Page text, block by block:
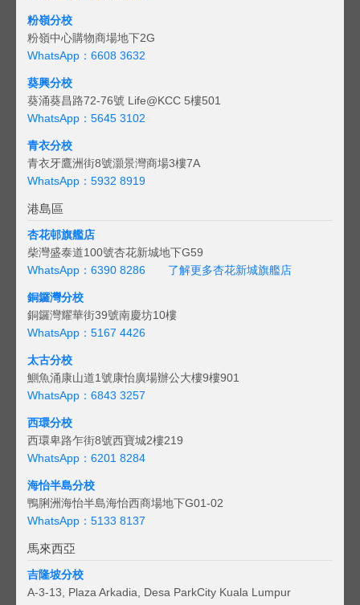
粉嶺分校
粉嶺中心購物商場地下2G
WhatsApp：6608 3632
葵興分校
葵涌葵昌路72-76號 Life@KCC 5樓501
WhatsApp：5645 3102
青衣分校
青衣牙鷹洲街8號灝景灣商場3樓7A
WhatsApp：5932 8919
港島區
杏花邨旗艦店
柴灣盛泰道100號杏花新城地下G59
WhatsApp：6390 8286
了解更多杏花新城旗艦店
銅鑼灣分校
銅鑼灣耀華街39號南慶坊10樓
WhatsApp：5167 4426
太古分校
鰂魚涌康山道1號康怡廣場辦公大樓9樓901
WhatsApp：6843 3257
西環分校
西環卑路乍街8號西寶城2樓219
WhatsApp：6201 8284
海怡半島分校
鴨脷洲海怡半島海怡西商場地下G01-02
WhatsApp：5133 8137
馬來西亞
吉隆坡分校
A-3-13, Plaza Arkadia, Desa ParkCity Kuala Lumpur